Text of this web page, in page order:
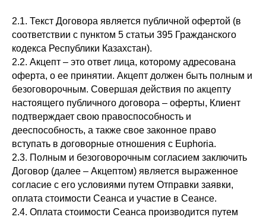
2.1. Текст Договора является публичной офертой (в
соответствии с пунктом 5 статьи 395 Гражданского
кодекса Республики Казахстан).
2.2. Акцепт – это ответ лица, которому адресована
оферта, о ее принятии. Акцепт должен быть полным и
безоговорочным. Совершая действия по акцепту
настоящего публичного договора – оферты, Клиент
подтверждает свою правоспособность и
дееспособность, а также свое законное право
вступать в договорные отношения с Euphoria.
2.3. Полным и безоговорочным согласием заключить
Договор (далее – Акцептом) является выраженное
согласие с его условиями путем Отправки заявки,
оплата стоимости Сеанса и участие в Сеансе.
2.4. Оплата стоимости Сеанса производится путем